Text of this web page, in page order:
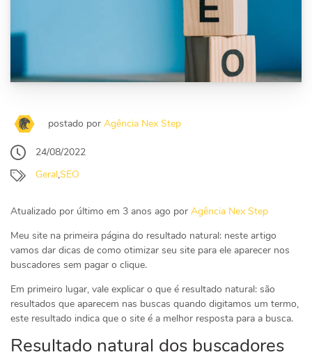
postado por Agência Nex Step
24/08/2022
Geral,SEO
Atualizado por último em 3 anos ago por Agência Nex Step
Meu site na primeira página do resultado natural: neste artigo
vamos dar dicas de como otimizar seu site para ele aparecer nos
buscadores sem pagar o clique.
Em primeiro lugar, vale explicar o que é resultado natural: são
resultados que aparecem nas buscas quando digitamos um termo,
este resultado indica que o site é a melhor resposta para a busca.
Resultado natural dos buscadores